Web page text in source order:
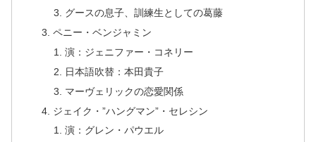
グースの息子、訓練生としての葛藤
ペニー・ベンジャミン
演：ジェニファー・コネリー
日本語吹替：本田貴子
マーヴェリックの恋愛関係
ジェイク・”ハングマン”・セレシン
演：グレン・パウエル